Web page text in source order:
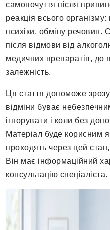
самопочуття після
реакція всього
психіки, обміну речовин.
після відмови від
медичних препаратів, до
залежність.
Ця стаття допоможе
відміни буває
ігнорувати і коли без
Матеріал буде корисним
проходять через цей стан,
Він має інформаційний
консультацію спеціаліста.